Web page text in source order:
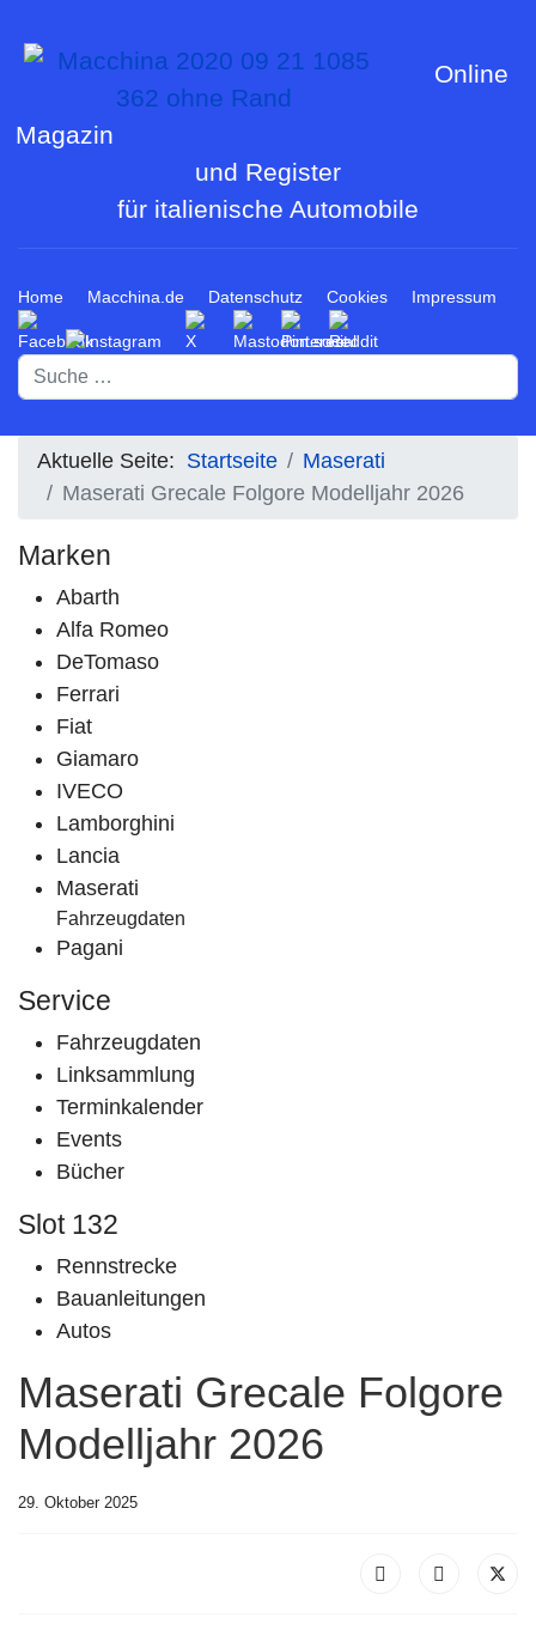
Online
Magazin
und Register
für italienische Automobile
Home Macchina.de Datenschutz Cookies Impressum
Suchen
Aktuelle Seite: Startseite
Maserati
Maserati Grecale Folgore Modelljahr 2026
Marken
Abarth
Alfa Romeo
DeTomaso
Ferrari
Fiat
Giamaro
IVECO
Lamborghini
Lancia
Maserati
Fahrzeugdaten
Pagani
Service
Fahrzeugdaten
Linksammlung
Terminkalender
Events
Bücher
Slot 132
Rennstrecke
Bauanleitungen
Autos
Maserati Grecale Folgore
Modelljahr 2026
29. Oktober 2025